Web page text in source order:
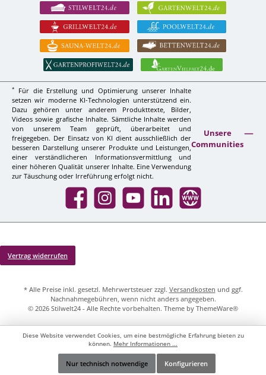
*
Für die Erstellung und Optimierung unserer Inhalte
setzen wir moderne KI-Technologien unterstützend ein.
Dazu gehören unter anderem Produkttexte, Bilder,
Videos sowie grafische Inhalte. Sämtliche Inhalte werden
von unserem Team geprüft, überarbeitet und
freigegeben. Der Einsatz von KI dient ausschließlich der
besseren Darstellung unserer Produkte und Leistungen,
einer verständlicheren Informationsvermittlung und
einer höheren Qualität unserer Inhalte. Eine Verwendung
zur Täuschung oder Irreführung erfolgt nicht.
Unsere
Communities
Facebook InstagramYouTube LinkedIn Website
Vertrag widerrufen
* Alle Preise inkl. gesetzl. Mehrwertsteuer zzgl. Versandkosten und ggf.
Nachnahmegebühren, wenn nicht anders angegeben.
© 2026 Stilwelt24 - Alle Rechte vorbehalten. Theme by ThemeWare®
Diese Website verwendet Cookies, um eine bestmögliche Erfahrung bieten zu
können. Mehr Informationen ...
Nur technisch notwendige Konfigurieren